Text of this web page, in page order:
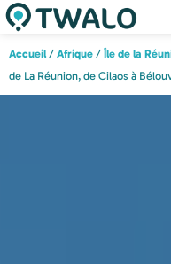
Accueil/ Afrique / Île de la
de La Réunion, de Cilaos à